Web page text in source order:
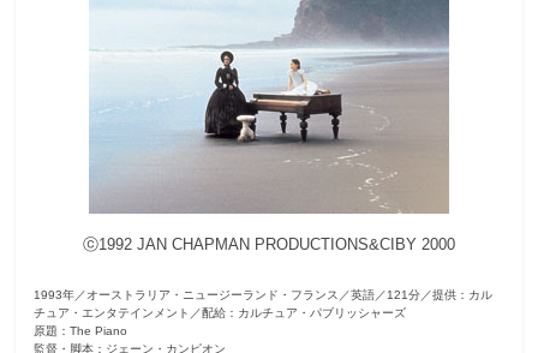
街
で
ⓒ1992 JAN CHAPMAN PRODUCTIONS&CIBY 2000
1993年／オーストラリア・ニュージーランド・フランス／英語／121分／提供：カル
チュア・エンタテインメント／配給：カルチュア・パブリッシャーズ
原題：The Piano
監督・脚本：ジェーン・カンピオン